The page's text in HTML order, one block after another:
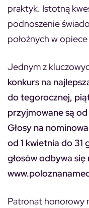
praktyk. Istotną
podnoszenie
położnych w
Jednym z
konkurs na
do tegorocznej,
przyjmowane są od
Głosy na
od 1 kwietnia do 31
głosów odbywa się
Patronat honorowy